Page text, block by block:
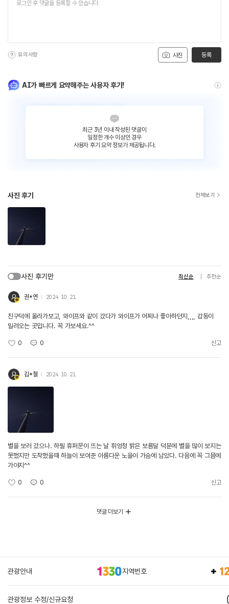
사진
유의사항 등록
AI가 빠르게 요약해주는 사용자 후기!
최근 3년 이내 작성된 댓글이
일정한 개수 이상인 경우
사용자 후기 요약 정보가 제공됩니다.
사진 후기 전체보기
사진 후기만 최신순 추천순
권*연 2024. 10. 21.
친구덕에 올라가보고, 와이프와 같이 갔다가 와이프가 어찌나 좋아하던지,,,, 감동이
밀려오는 곳입니다. 꼭 가보세요.^^
0 0 신고
김*철 2024. 10. 21.
별을 보러 갔으나. 하필 휴퍼문이 뜨는 날 휘엉청 밝은 보름달 덕분에 별을 많이 보지는
못했지만 도착했을때 하늘이 보여준 아름다운 노을이 가슴에 남았다. 다음에 꼭 그믐에
가야지^^
0 0 신고
댓글 더보기
관광안내 지역번호
관광정보 수정/신규요청